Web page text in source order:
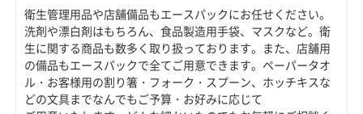
衛生管理用品や店舗備品もエースパックにお任せください。
洗剤や漂白剤はもちろん、食品製造用手袋、マスクなど。衛
生に関する商品も数多く取り扱っております。また、店舗用
の備品もエースパックで全てご用意できます。ペーパータオ
ル・お客様用の割り箸・フォーク・スプーン、ホッチキスな
どの文具までなんでもご予算・お好みに応じて